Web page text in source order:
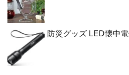
防災グッズ LED懐中